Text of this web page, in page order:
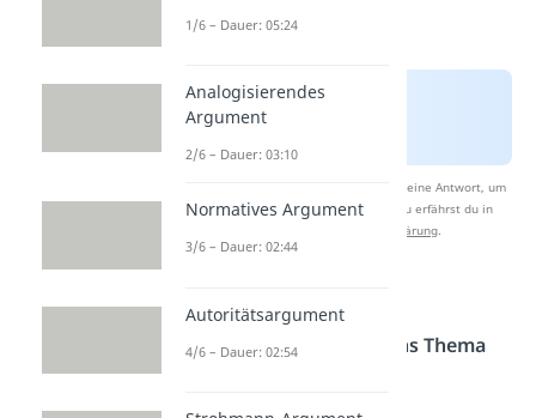
Nach Beantwortung speichern wir deine Antwort, um
Studyflix zu verbessern. Mehr dazu erfährst du in
Datenschutzerklärung.
1. Einleitung
Einleitungssätze, um ins Thema
1/6 – Dauer: 05:24
Analogisierendes
Argument
2/6 – Dauer: 03:10
Normatives Argument
3/6 – Dauer: 02:44
Autoritätsargument
4/6 – Dauer: 02:54